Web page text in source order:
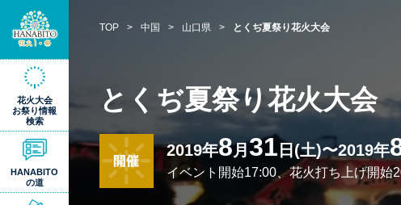
花火大会
お祭り情報
検索
HANABITO
の道
TOP > 中国 > 山口県 > とくぢ夏祭り花火大会
とくぢ夏祭り花火大会
2019年8月31 日(土)〜2019年
イベント開始17:00、花火打ち上げ開始